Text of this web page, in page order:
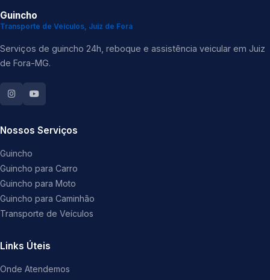
Guincho
Transporte de Veículos, Juiz de Fora
Serviços de guincho 24h, reboque e assistência veicular em Juiz
de Fora-MG.
Nossos Serviços
Guincho
Guincho para Carro
Guincho para Moto
Guincho para Caminhão
Transporte de Veículos
Links Úteis
Onde Atendemos